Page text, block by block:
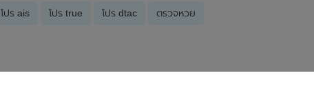
โปร ais โปร true โปร dtac ตรวจหวย